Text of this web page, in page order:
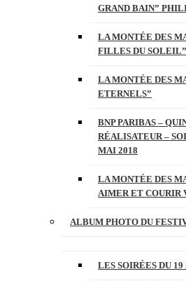
GRAND BAIN”
LA MONTÉE DES
FILLES DU SOLEIL”
LA MONTÉE DES
ETERNELS”
BNP PARIBAS –
RÉALISATEUR –
MAI 2018
LA MONTÉE DES
AIMER ET COURIR
ALBUM PHOTO DU
LES SOIRÉES DU